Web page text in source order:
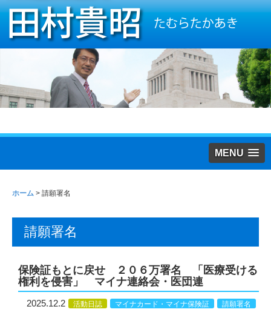
MENU
ホーム > 請願署名
請願署名
保険証もとに戻せ ２０６万署名 「医療受ける
権利を侵害」 マイナ連絡会・医団連
2025.12.2 活動日誌 マイナカード・マイナ保険証 請願署名